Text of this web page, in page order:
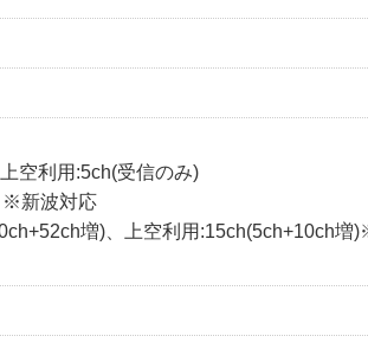
空利用:5ch(受信のみ)
※新波対応
増)、上空利用:15ch(5ch+10ch増